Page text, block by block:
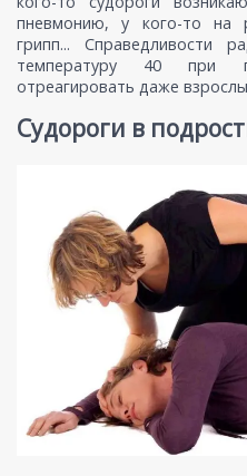
пневмонию, у кого-то на
грипп... Справедливости
температуру 40 при
отреагировать даже
Судороги в